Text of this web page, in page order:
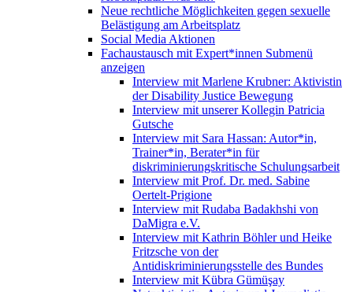
Neue rechtliche Möglichkeiten gegen sexuelle
Belästigung am Arbeitsplatz
Social Media Aktionen
Fachaustausch mit Expert*innen Submenü
anzeigen
Interview mit Marlene Krubner: Aktivistin
der Disability Justice Bewegung
Interview mit unserer Kollegin Patricia
Gutsche
Interview mit Sara Hassan: Autor*in,
Trainer*in, Berater*in für
diskriminierungskritische Schulungsarbeit
Interview mit Prof. Dr. med. Sabine
Oertelt-Prigione
Interview mit Rudaba Badakhshi von
DaMigra e.V.
Interview mit Kathrin Böhler und Heike
Fritzsche von der
Antidiskriminierungsstelle des Bundes
Interview mit Kübra Gümüşay